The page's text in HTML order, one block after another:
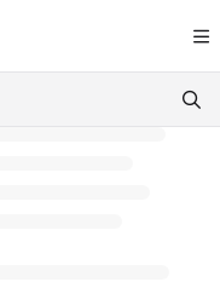
at: https://
before exploring further.